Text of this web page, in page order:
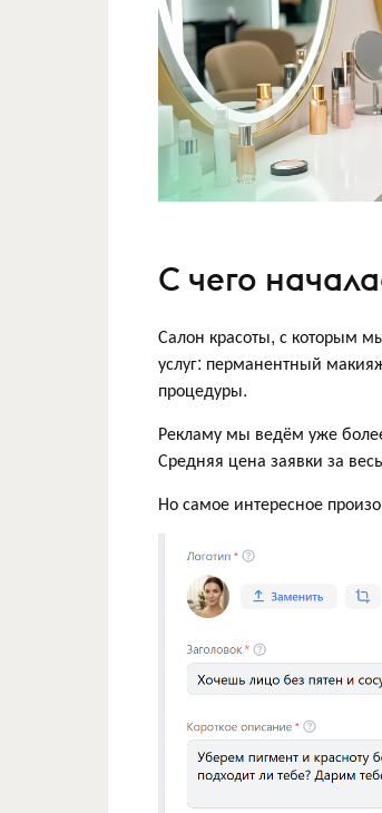
С чего
Салон красоты, с которым
услуг: перманентный
процедуры.
Рекламу мы ведём уже
Средняя цена заявки за
Но самое интересное